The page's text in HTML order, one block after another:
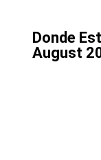
Donde
August